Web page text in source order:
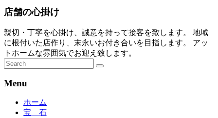
店舗の心掛け
親切・丁寧を心掛け、誠意を持って接客を致します。 地域
に根付いた店作り、末永いお付き合いを目指します。 アッ
トホームな雰囲気でお迎え致します。
Menu
ホーム
宝 石